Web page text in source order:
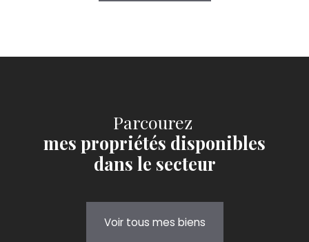
Parcourez
mes propriétés disponibles
dans le secteur
Voir tous mes biens